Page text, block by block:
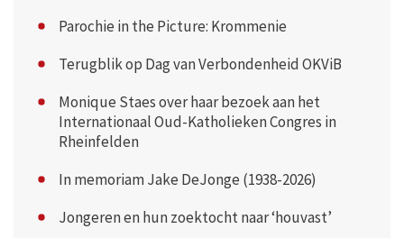
Parochie in the Picture: Krommenie
Terugblik op Dag van Verbondenheid OKViB
Monique Staes over haar bezoek aan het
Internationaal Oud-Katholieken Congres in
Rheinfelden
In memoriam Jake DeJonge (1938-2026)
Jongeren en hun zoektocht naar ‘houvast’